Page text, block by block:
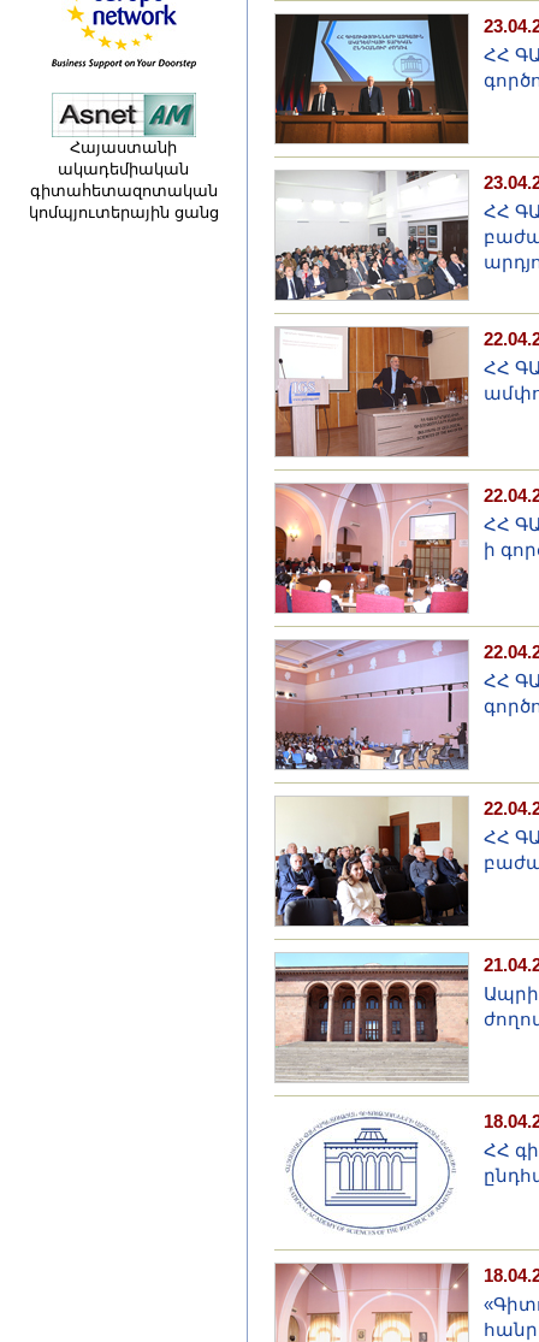
Հայաստանի
ակադեմիական
գիտահետազոտական
կոմպյուտերային ցանց
ՀՀ
ՀՀ
ՀՀ
ՀՀ
ի
ՀՀ
ՀՀ
ՀՀ